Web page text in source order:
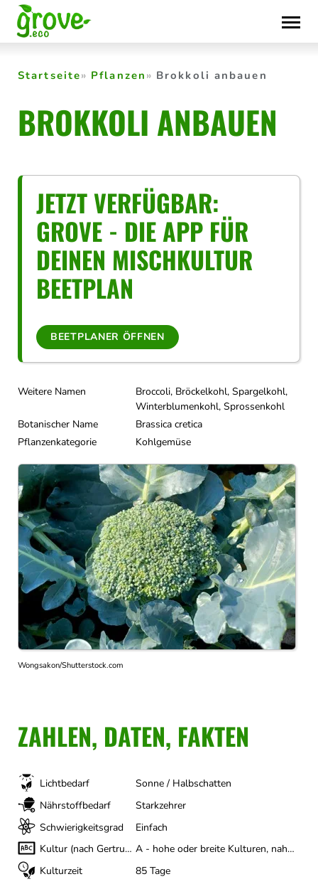
Skip
to
content
Startseite Pflanzen Brokkoli anbauen
BROKKOLI ANBAUEN
JETZT VERFÜGBAR:
GROVE - DIE APP FÜR
DEINEN MISCHKULTUR
BEETPLAN
BEETPLANER ÖFFNEN
Weitere Namen
Broccoli, Bröckelkohl, Spargelkohl,
Winterblumenkohl, Sprossenkohl
Botanischer Name
Brassica cretica
Pflanzenkategorie
Kohlgemüse
Wongsakon/Shutterstock.com
ZAHLEN, DATEN, FAKTEN
Lichtbedarf
Sonne / Halbschatten
Nährstoffbedarf
Starkzehrer
Schwierigkeitsgrad
Einfach
Kultur (nach Gertrud Franck)
A - hohe oder breite Kulturen, nahezu Ganzjährig
Kulturzeit
85 Tage